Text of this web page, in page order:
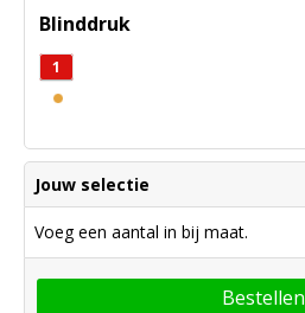
Blinddruk
1
Jouw selectie
Voeg een aantal in bij maat.
Bestellen